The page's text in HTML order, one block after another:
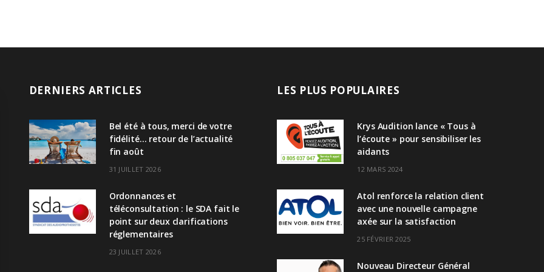
DERNIERS ARTICLES
Bel été à tous, merci de votre
fidélité… retour de l’actualité
fin août
31 JUILLET 2026
Ordonnances et
téléconsultation : le SDA fait le
point sur deux clarifications
réglementaires
23 JUILLET 2026
LES PLUS POPULAIRES
Krys Audition lance « Tous à
l’écoute » pour sensibiliser les
aidants
12 MARS 2024
Atol renforce la relation client
avec une nouvelle campagne
axée sur la satisfaction
25 FÉVRIER 2025
Nouveau Directeur Général